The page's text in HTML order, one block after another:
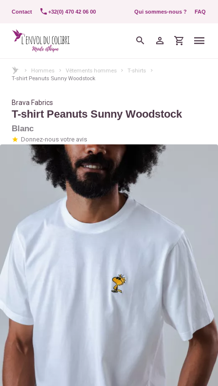
Contact +32(0) 470 42 06 00 Qui sommes-nous ? FAQ
Hommes Vêtements hommes
T-shirts
T-shirt Peanuts Sunny Woodstock
Brava Fabrics
T-shirt Peanuts Sunny Woodstock
Blanc
Donnez-nous votre avis